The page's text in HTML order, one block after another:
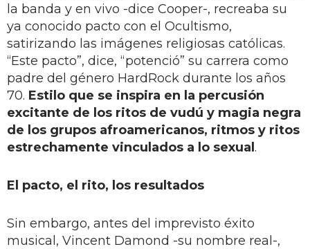
la banda y en vivo -dice Cooper-, recreaba su
ya conocido pacto con el Ocultismo,
satirizando las imágenes religiosas católicas.
“Este pacto”, dice, “potenció” su carrera como
padre del género HardRock durante los años
70. Estilo que se inspira en la percusión
excitante de los ritos de vudú y magia negra
de los grupos afroamericanos, ritmos y ritos
estrechamente vinculados a lo sexual .
El pacto, el rito, los resultados
Sin embargo, antes del imprevisto éxito
musical, Vincent Damond -su nombre real-,